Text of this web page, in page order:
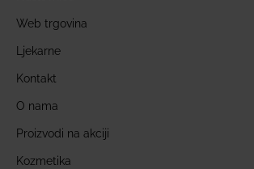
Web trgovina
Ljekarne
Kontakt
O nama
Proizvodi na akciji
Kozmetika